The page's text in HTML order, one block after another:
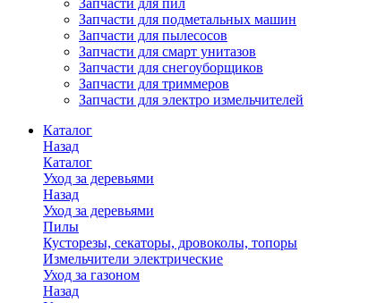
Запчасти для пил
Запчасти для подметальных машин
Запчасти для пылесосов
Запчасти для смарт унитазов
Запчасти для снегоуборщиков
Запчасти для триммеров
Запчасти для электро измельчителей
Каталог
Назад
Каталог
Уход за деревьями
Назад
Уход за деревьями
Пилы
Кусторезы, секаторы, дровоколы, топоры
Измельчители электрические
Уход за газоном
Назад